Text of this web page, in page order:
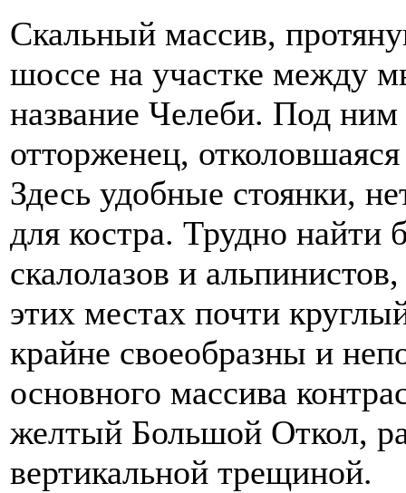
Скальный массив,
шоссе на участке между
название Челеби. Под
отторженец,
Здесь удобные стоянки,
для костра. Трудно найти
скалолазов и
этих местах почти
крайне своеобразны и
основного массива
желтый Большой Откол,
вертикальной трещиной.